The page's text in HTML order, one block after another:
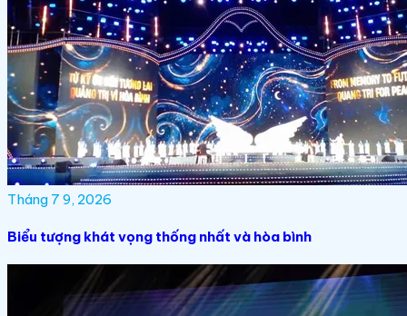
Tháng 7 9, 2026
Biểu tượng khát vọng thống nhất và hòa bình